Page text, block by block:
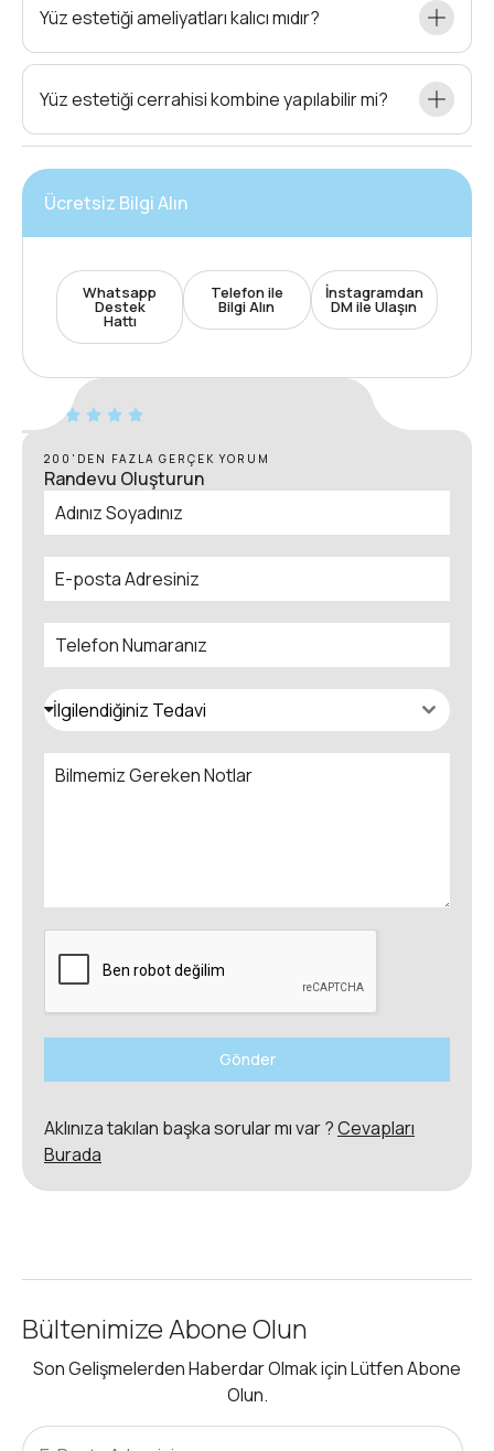
Yüz estetiği ameliyatları kalıcı mıdır?
Yüz estetiği cerrahisi kombine yapılabilir mi?
Ücretsiz Bilgi Alın
Whatsapp
Destek
Hattı
Telefon ile
Bilgi Alın
İnstagramdan
DM ile Ulaşın
200'DEN FAZLA GERÇEK YORUM
Randevu Oluşturun
İlgilendiğiniz Tedavi
Gönder
Aklınıza takılan başka sorular mı var ?Cevapları
Burada
Bültenimize Abone Olun
Son Gelişmelerden Haberdar Olmak için Lütfen Abone
Olun.